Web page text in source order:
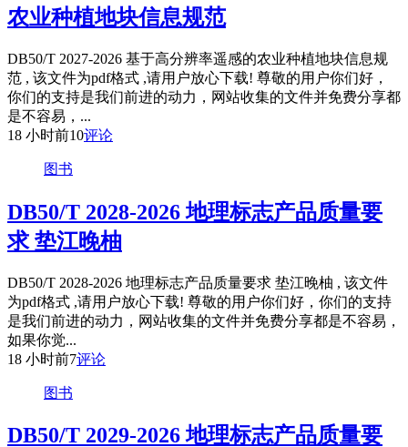
农业种植地块信息规范
DB50/T 2027-2026 基于高分辨率遥感的农业种植地块信息规
范 , 该文件为pdf格式 ,请用户放心下载! 尊敬的用户你们好，
你们的支持是我们前进的动力，网站收集的文件并免费分享都
是不容易，...
18 小时前10评论
图书
DB50/T 2028-2026 地理标志产品质量要
求 垫江晚柚
DB50/T 2028-2026 地理标志产品质量要求 垫江晚柚 , 该文件
为pdf格式 ,请用户放心下载! 尊敬的用户你们好，你们的支持
是我们前进的动力，网站收集的文件并免费分享都是不容易，
如果你觉...
18 小时前7评论
图书
DB50/T 2029-2026 地理标志产品质量要